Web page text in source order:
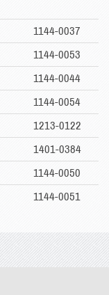
1144-0037
1144-0053
1144-0044
1144-0054
1213-0122
1401-0384
1144-0050
1144-0051